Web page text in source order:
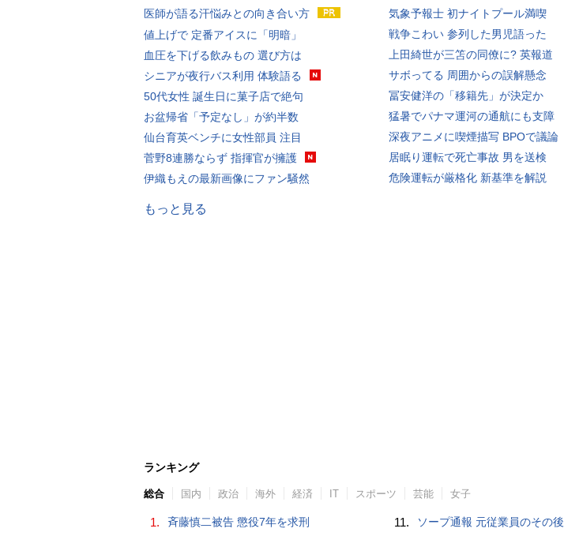
医師が語る汗悩みとの向き合い方
値上げで 定番アイスに「明暗」
血圧を下げる飲みもの 選び方は
シニアが夜行バス利用 体験語る
50代女性 誕生日に菓子店で絶句
お盆帰省「予定なし」が約半数
仙台育英ベンチに女性部員 注目
菅野8連勝ならず 指揮官が擁護
伊織もえの最新画像にファン騒然
気象予報士 初ナイトプール満喫
戦争こわい 参列した男児語った
上田綺世が三笘の同僚に? 英報道
サボってる 周囲からの誤解懸念
冨安健洋の「移籍先」が決定か
猛暑でパナマ運河の通航にも支障
深夜アニメに喫煙描写 BPOで議論
居眠り運転で死亡事故 男を送検
危険運転が厳格化 新基準を解説
もっと見る
ランキング
総合 国内 政治 海外 経済 IT スポーツ 芸能 女子
1. 斉藤慎二被告 懲役7年を求刑 11. ソープ通報 元従業員のその後